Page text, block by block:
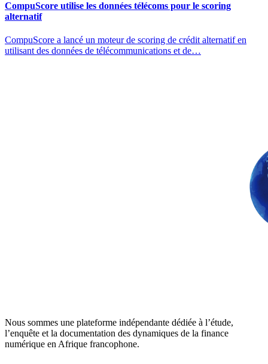
CompuScore utilise les données télécoms pour le scoring
alternatif
CompuScore a lancé un moteur de scoring de crédit alternatif en
utilisant des données de télécommunications et de…
Nous sommes une plateforme indépendante dédiée à l’étude,
l’enquête et la documentation des dynamiques de la finance
numérique en Afrique francophone.